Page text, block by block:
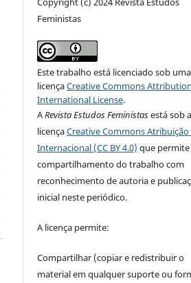
Feministas
Este trabalho está licenciado sob uma
licençaCreative Commons
International License.
ARevista Estudos Feministasestá sob
licençaCreative Commons Atribuição
Internacional (CC BY 4.0) que
compartilhamento do trabalho com
reconhecimento de autoria e
inicial neste periódico.
A licença permite:
Compartilhar (copiar e redistribuir o
material em qualquer suporte ou